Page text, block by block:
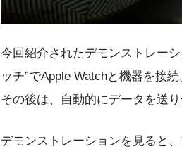
今回紹介されたデモンストレー
ッチ”でApple Watchと機器を接続
その後は、自動的にデータを送
デモンストレーションを見ると